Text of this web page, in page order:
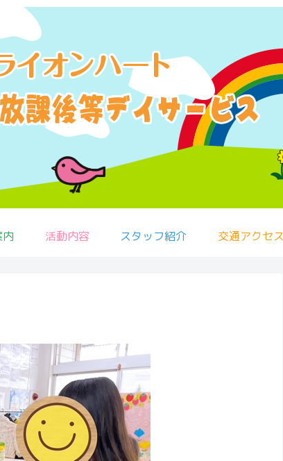
活動内容 スタッフ紹介 交通アクセス